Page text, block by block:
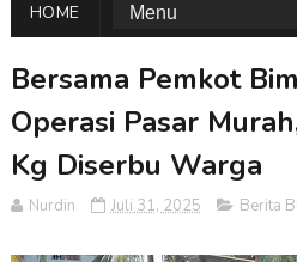
HOME
Bersama Pemkot
Operasi Pasar
Kg Diserbu Warga
Nurdin Juli 31, 2025 Berita